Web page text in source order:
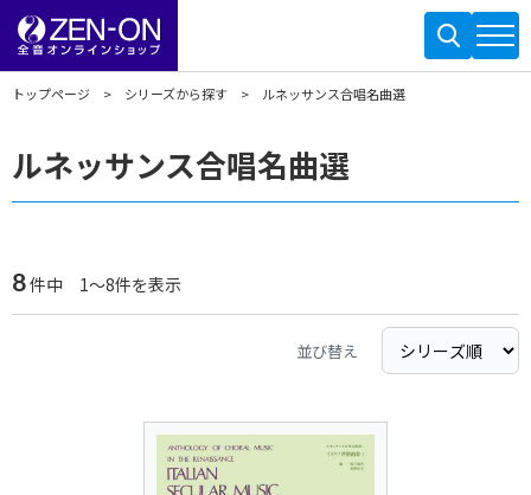
トップページ シリーズから探す ルネッサンス合唱名曲選
ルネッサンス合唱名曲選
8件中 1～8件を表示
並び替え